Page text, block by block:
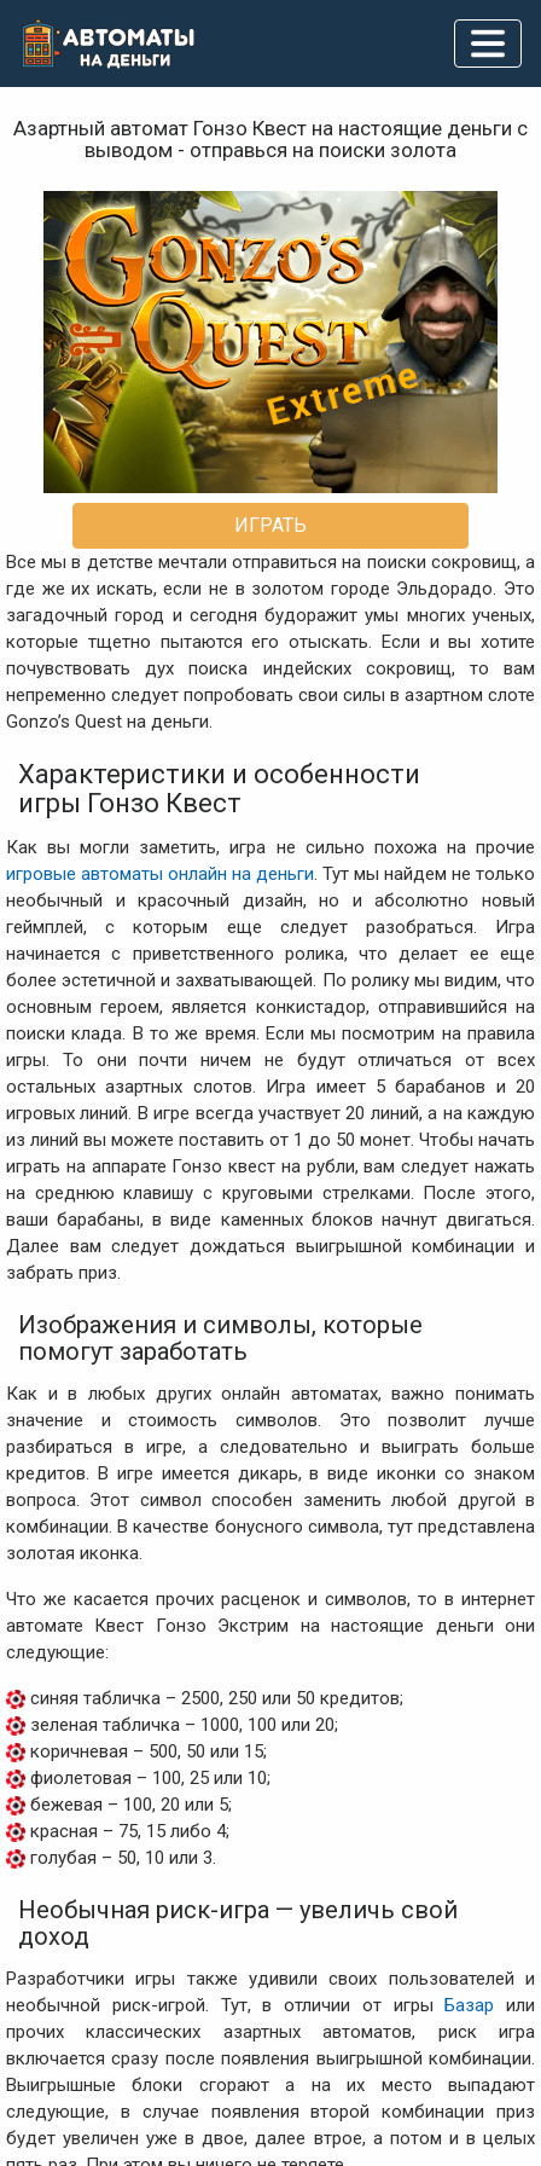
Азартный автомат Гонзо Квест на настоящие деньги с
выводом - отправься на поиски золота
ИГРАТЬ
Все мы в детстве мечтали отправиться на поиски сокровищ, а
где же их искать, если не в золотом городе Эльдорадо. Это
загадочный город и сегодня будоражит умы многих ученых,
которые тщетно пытаются его отыскать. Если и вы хотите
почувствовать дух поиска индейских сокровищ, то вам
непременно следует попробовать свои силы в азартном слоте
Gonzo’s Quest на деньги.
Характеристики и особенности
игры Гонзо Квест
Как вы могли заметить, игра не сильно похожа на прочие
игровые автоматы онлайн на деньги. Тут мы найдем не только
необычный и красочный дизайн, но и абсолютно новый
геймплей, с которым еще следует разобраться. Игра
начинается с приветственного ролика, что делает ее еще
более эстетичной и захватывающей. По ролику мы видим, что
основным героем, является конкистадор, отправившийся на
поиски клада. В то же время. Если мы посмотрим на правила
игры. То они почти ничем не будут отличаться от всех
остальных азартных слотов. Игра имеет 5 барабанов и 20
игровых линий. В игре всегда участвует 20 линий, а на каждую
из линий вы можете поставить от 1 до 50 монет. Чтобы начать
играть на аппарате Гонзо квест на рубли, вам следует нажать
на среднюю клавишу с круговыми стрелками. После этого,
ваши барабаны, в виде каменных блоков начнут двигаться.
Далее вам следует дождаться выигрышной комбинации и
забрать приз.
Изображения и символы, которые
помогут заработать
Как и в любых других онлайн автоматах, важно понимать
значение и стоимость символов. Это позволит лучше
разбираться в игре, а следовательно и выиграть больше
кредитов. В игре имеется дикарь, в виде иконки со знаком
вопроса. Этот символ способен заменить любой другой в
комбинации. В качестве бонусного символа, тут представлена
золотая иконка.
Что же касается прочих расценок и символов, то в интернет
автомате Квест Гонзо Экстрим на настоящие деньги они
следующие:
синяя табличка – 2500, 250 или 50 кредитов;
зеленая табличка – 1000, 100 или 20;
коричневая – 500, 50 или 15;
фиолетовая – 100, 25 или 10;
бежевая – 100, 20 или 5;
красная – 75, 15 либо 4;
голубая – 50, 10 или 3.
Необычная риск-игра — увеличь свой
доход
Разработчики игры также удивили своих пользователей и
необычной риск-игрой. Тут, в отличии от игрыБазар или
прочих классических азартных автоматов, риск игра
включается сразу после появления выигрышной комбинации.
Выигрышные блоки сгорают а на их место выпадают
следующие, в случае появления второй комбинации приз
будет увеличен уже в двое, далее втрое, а потом и в целых